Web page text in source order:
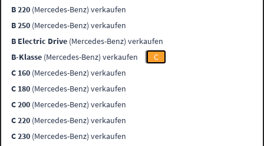
B 220 (Mercedes-Benz) verkaufen
B 250 (Mercedes-Benz) verkaufen
B Electric Drive (Mercedes-Benz) verkaufen
B-Klasse (Mercedes-Benz) verkaufen
C
C 160 (Mercedes-Benz) verkaufen
C 180 (Mercedes-Benz) verkaufen
C 200 (Mercedes-Benz) verkaufen
C 220 (Mercedes-Benz) verkaufen
C 230 (Mercedes-Benz) verkaufen